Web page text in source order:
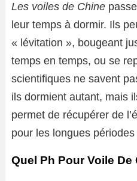
Les voiles de Chine
leur temps à dormir. Ils
« lévitation », bougeant
temps en temps, ou se
scientifiques ne savent
ils dormient autant, mais
permet de récupérer de
pour les longues
Quel Ph Pour Voile De